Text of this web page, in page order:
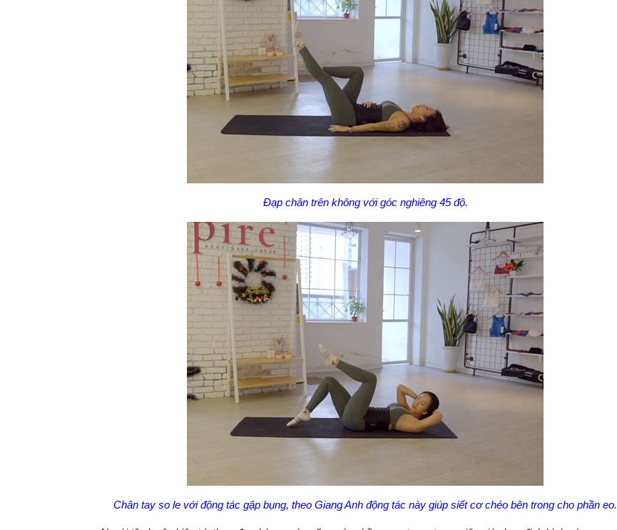
Đạp chân trên không với góc nghiêng 45 độ.
Chân tay so le với động tác gập bụng, theo Giang Anh động tác này giúp siết cơ chéo bên trong cho phần eo.